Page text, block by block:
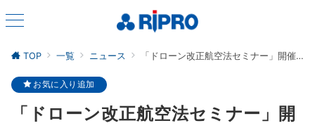
TOP 一覧 ニュース 「ドローン改正航空法セミナー」開催協力いたしました
お気に入り追加
「ドローン改正航空法セミナー」開